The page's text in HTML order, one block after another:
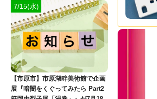
7/15(水)
【市原市】市原湖畔美術館で企画
展『暗闇をくぐってみたら Part2